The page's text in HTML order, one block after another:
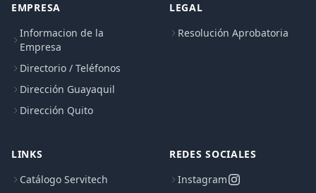
EMPRESA
Informacion de la
Empresa
Directorio / Teléfonos
Dirección Guayaquil
Dirección Quito
LEGAL
Resolución Aprobatoria
LINKS
Catálogo Servitech
REDES SOCIALES
Instagram